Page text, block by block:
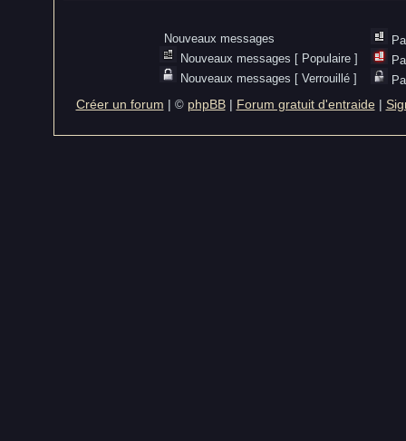
Nouveaux messages
Nouveaux messages [ Populaire ]
Nouveaux messages [ Verrouillé ]
Créer un forum | © phpBB| Forum gratuit d'entraide|